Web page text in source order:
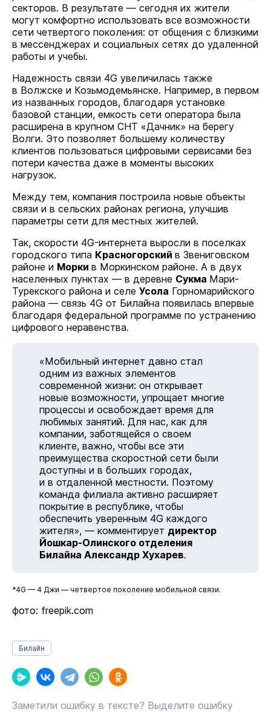
секторов. В результате — сегодня их жители
могут комфортно использовать все возможности
сети четвертого поколения: от общения с близкими
в мессенджерах и социальных сетях до удаленной
работы и учебы.
Надежность связи 4G увеличилась также
в Волжске и Козьмодемьянске. Например, в первом
из названных городов, благодаря установке
базовой станции, емкость сети оператора была
расширена в крупном СНТ «Дачник» на берегу
Волги. Это позволяет большему количеству
клиентов пользоваться цифровыми сервисами без
потери качества даже в моменты высоких
нагрузок.
Между тем, компания построила новые объекты
связи и в сельских районах региона, улучшив
параметры сети для местных жителей.
Так, скорости 4G-интернета выросли в поселках
городского типа Красногорский в Звениговском
районе и Морки в Моркинском районе. А в двух
населенных пунктах — в деревне Сукма Мари-
Турекского района и селе Усола Горномарийского
района — связь 4G от Билайна появилась впервые
благодаря федеральной программе по устранению
цифрового неравенства.
«Мобильный интернет давно стал
одним из важных элементов
современной жизни: он открывает
новые возможности, упрощает многие
процессы и освобождает время для
любимых занятий. Для нас, как для
компании, заботящейся о своем
клиенте, важно, чтобы все эти
преимущества скоростной сети были
доступны и в больших городах,
и в отдаленной местности. Поэтому
команда филиала активно расширяет
покрытие в республике, чтобы
обеспечить уверенным 4G каждого
жителя», — комментирует директор
Йошкар-Олинского отделения
Билайна Александр Хухарев.
*4G — 4 Джи — четвертое поколение мобильной связи.
фото: freepik.com
Билайн
Заметили ошибку в тексте? Выделите ошибку